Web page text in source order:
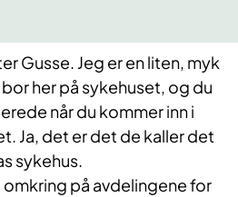
Gusse. Jeg er en liten, myk
her på sykehuset, og du
når du kommer inn i
Ja, det er det de kaller det
sykehus.
på avdelingene for